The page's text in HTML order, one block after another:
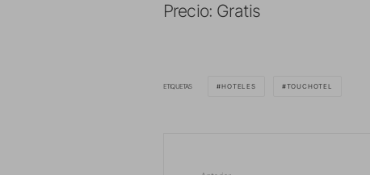
Precio: Gratis
ETIQUETAS HOTELES TOUCHOTEL